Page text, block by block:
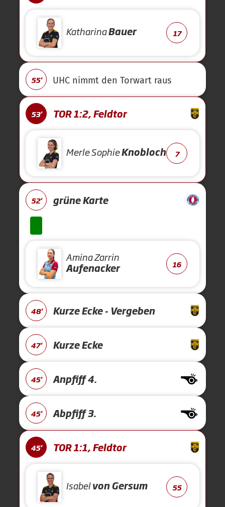
KatharinaBauer 17
55' UHC nimmt den Torwart raus
53' TOR 1:2, Feldtor
Merle SophieKnobloch 7
52' grüne Karte
Amina Zarrin
Aufenacker
16
48' Kurze Ecke - Vergeben
47' Kurze Ecke
45' Anpfiff 4.
45' Abpfiff 3.
45' TOR 1:1, Feldtor
Isabelvon Gersum 55